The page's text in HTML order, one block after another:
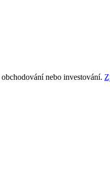
nebo investování.